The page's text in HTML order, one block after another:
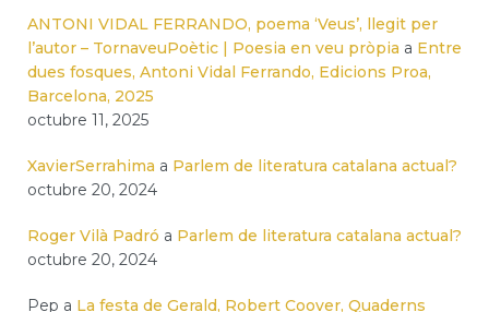
ANTONI VIDAL FERRANDO, poema ‘Veus’, llegit per
l’autor – TornaveuPoètic | Poesia en veu pròpia a Entre
dues fosques, Antoni Vidal Ferrando, Edicions Proa,
Barcelona, 2025
octubre 11, 2025
XavierSerrahima a Parlem de literatura catalana actual?
octubre 20, 2024
Roger Vilà Padró a Parlem de literatura catalana actual?
octubre 20, 2024
Pep a La festa de Gerald, Robert Coover, Quaderns